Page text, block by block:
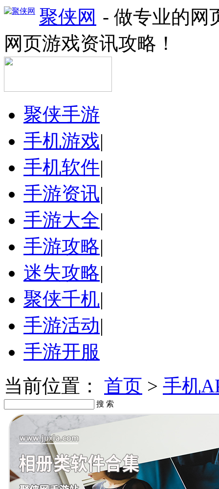
聚侠网 - 做专业的网
网页游戏资讯攻略！
聚侠手游
手机游戏|
手机软件|
手游资讯|
手游大全|
手游攻略|
迷失攻略|
聚侠千机|
手游活动|
手游开服
当前位置： 首页 > 手机
搜 索